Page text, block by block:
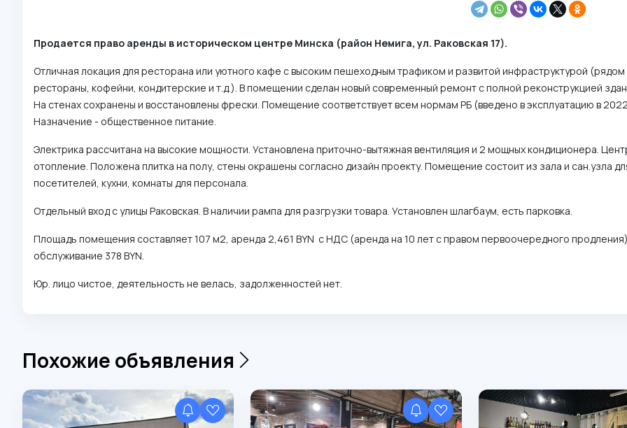
Продается право аренды в историческом центре Минска (район Немига, ул. Раковская 17).
Отличная локация для ресторана или уютного кафе с высоким пешеходным трафиком и развитой инфраструктурой (рядом
рестораны, кофейни, кондитерские и т.д.). В помещении сделан новый современный ремонт с полной реконструкцией
На стенах сохранены и восстановлены фрески. Помещение соответствует всем нормам РБ (введено в эксплуатацию в
Назначение - общественное питание.
Электрика рассчитана на высокие мощности. Установлена приточно-вытяжная вентиляция и 2 мощных кондиционера.
отопление. Положена плитка на полу, стены окрашены согласно дизайн проекту. Помещение состоит из зала и сан.узла
посетителей, кухни, комнаты для персонала.
Отдельный вход с улицы Раковская. В наличии рампа для разгрузки товара. Установлен шлагбаум, есть парковка.
Площадь помещения составляет 107 м2, аренда 2,461 BYN с НДС (аренда на 10 лет с правом первоочередного
обслуживание 378 BYN.
Юр. лицо чистое, деятельность не велась, задолженностей нет.
Похожие объявления